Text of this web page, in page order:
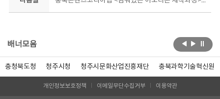
배너모음
충청북도청 청주시청 청주시문화산업진흥재단 충북과학기술혁신원
개인정보보호정책 이메일무단수집거부 이용약관